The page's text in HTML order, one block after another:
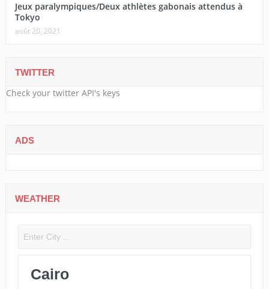
Jeux paralympiques/Deux athlètes gabonais attendus à
Tokyo
août 20, 2021
TWITTER
Check your twitter API's keys
ADS
WEATHER
Cairo